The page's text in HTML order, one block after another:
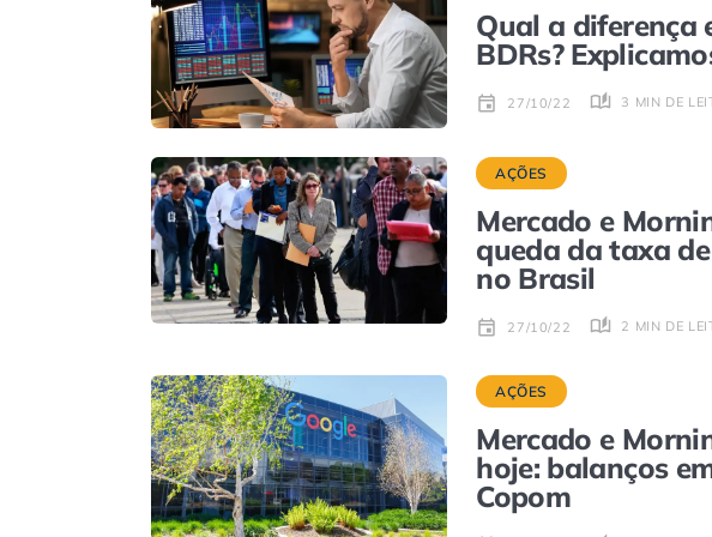
Qual a diferença
BDRs?
27/10/22 3 MIN DE
AÇÕES
Mercado e
queda da taxa
no Brasil
27/10/22 2 MIN DE
AÇÕES
Mercado e
hoje: balanços
Copom